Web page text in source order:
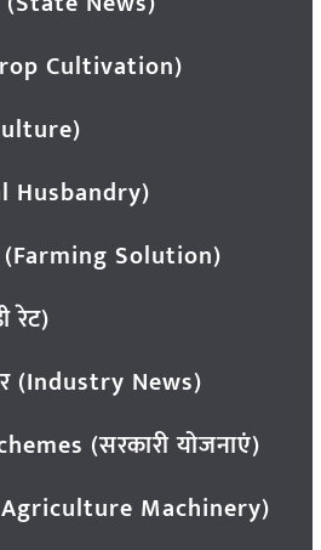
Cultivation)
Husbandry)
(Farming Solution)
रेट)
(Industry News)
(सरकारी योजनाएं)
Machinery)